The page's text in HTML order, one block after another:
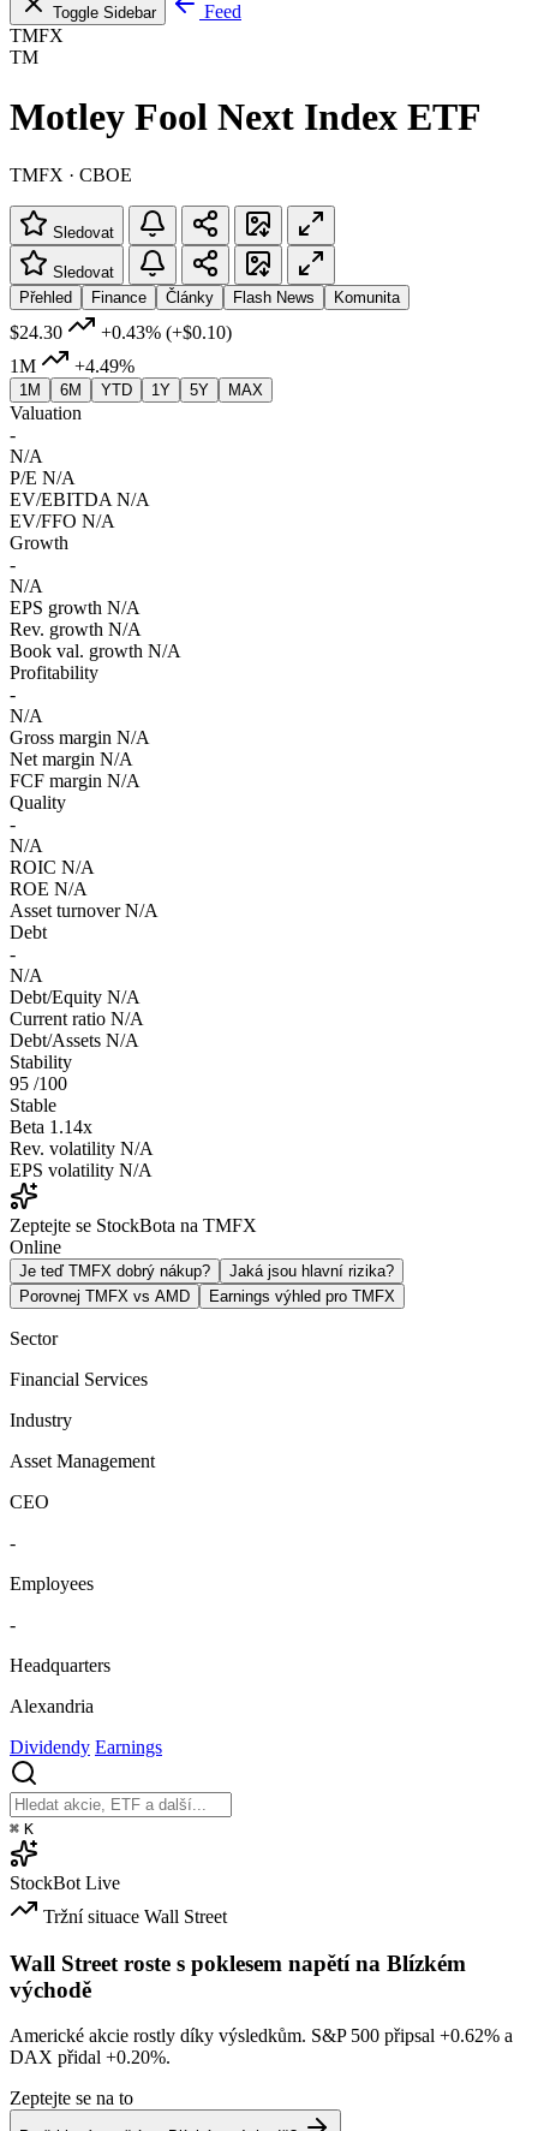
Toggle Sidebar
Feed
TMFX
TM
Motley Fool Next Index ETF
TMFX · CBOE
Sledovat
Sledovat
Přehled
Finance Články Flash News Komunita
$24.30 +0.43% (+$0.10)
1M
+4.49%
1M 6M YTD 1Y 5Y MAX
Valuation
-
N/A
P/E N/A
EV/EBITDA N/A
EV/FFO N/A
Growth
-
N/A
EPS growth N/A
Rev. growth N/A
Book val. growth N/A
Profitability
-
N/A
Gross margin N/A
Net margin N/A
FCF margin N/A
Quality
-
N/A
ROIC N/A
ROE N/A
Asset turnover N/A
Debt
-
N/A
Debt/Equity N/A
Current ratio N/A
Debt/Assets N/A
Stability
95 /100
Stable
Beta 1.14x
Rev. volatility N/A
EPS volatility N/A
Zeptejte se StockBota na TMFX
Online
Je teď TMFX dobrý nákup?
Jaká jsou hlavní rizika?
Porovnej TMFX vs AMD
Earnings výhled pro TMFX
Sector
Financial Services
Industry
Asset Management
CEO
-
Employees
-
Headquarters
Alexandria
Dividendy Earnings
⌘ K
StockBot Live
Tržní situace Wall Street
Wall Street roste s poklesem napětí na Blízkém
východě
Americké akcie rostly díky výsledkům. S&P 500 připsal +0.62% a
DAX přidal +0.20%.
Zeptejte se na to